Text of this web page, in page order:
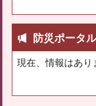
防災ポータル
現在、情報はあり